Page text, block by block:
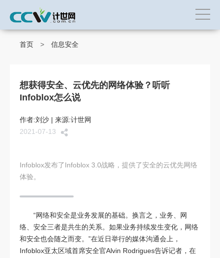
首页 > 信息安全
想获得安全、云优先的网络体验？听听
Infoblox怎么说
作者:刘沙 | 来源:计世网
2021-07-13
Infoblox发布了Infoblox 3.0战略，提供了安全的云优先网络
体验。
“网络和安全是业务发展的基础。换言之，业务、网
络、安全三者是共生的关系。如果业务持续发生变化，网络
和安全也会随之而变。”在近日举行的媒体沟通会上，
Infoblox亚太区域首席安全官Alvin Rodrigues告诉记者，在